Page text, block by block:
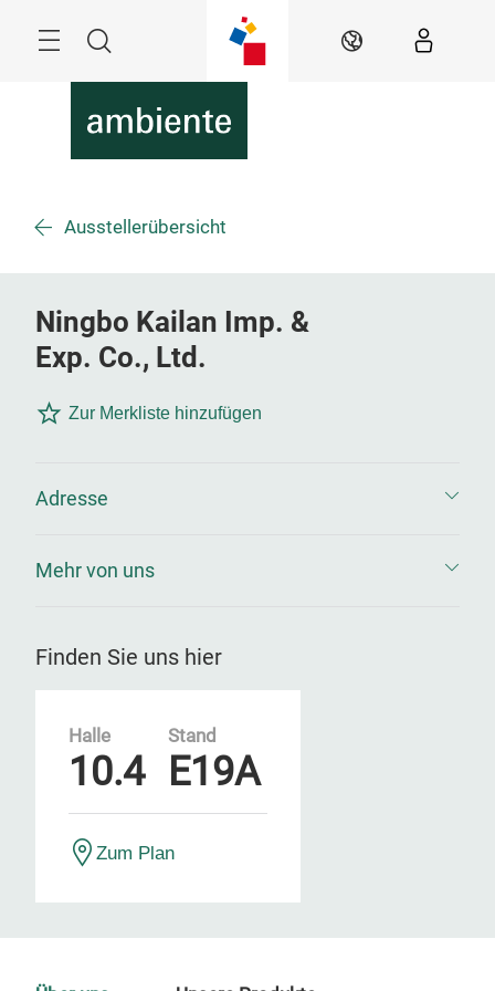
Suche DE
Ausstellerübersicht
Ningbo Kailan Imp. &
Exp. Co., Ltd.
Zur Merkliste hinzufügen
Adresse
Mehr von uns
Finden Sie uns hier
Halle
10.4
Stand
E19A
Zum Plan